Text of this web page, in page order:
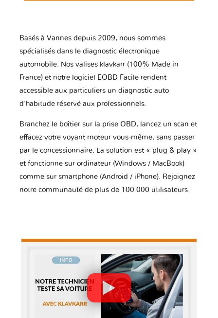
Basés à Vannes depuis 2009, nous sommes
spécialisés dans le diagnostic électronique
automobile. Nos valises klavkarr (100% Made in
France) et notre logiciel EOBD Facile rendent
accessible aux particuliers un diagnostic auto
d'habitude réservé aux professionnels.
Branchez le boîtier sur la prise OBD, lancez un scan et
effacez votre voyant moteur vous-même, sans passer
par le concessionnaire. La solution est « plug & play »
et fonctionne sur ordinateur (Windows / MacBook)
comme sur smartphone (Android / iPhone). Rejoignez
notre communauté de plus de 100 000 utilisateurs.